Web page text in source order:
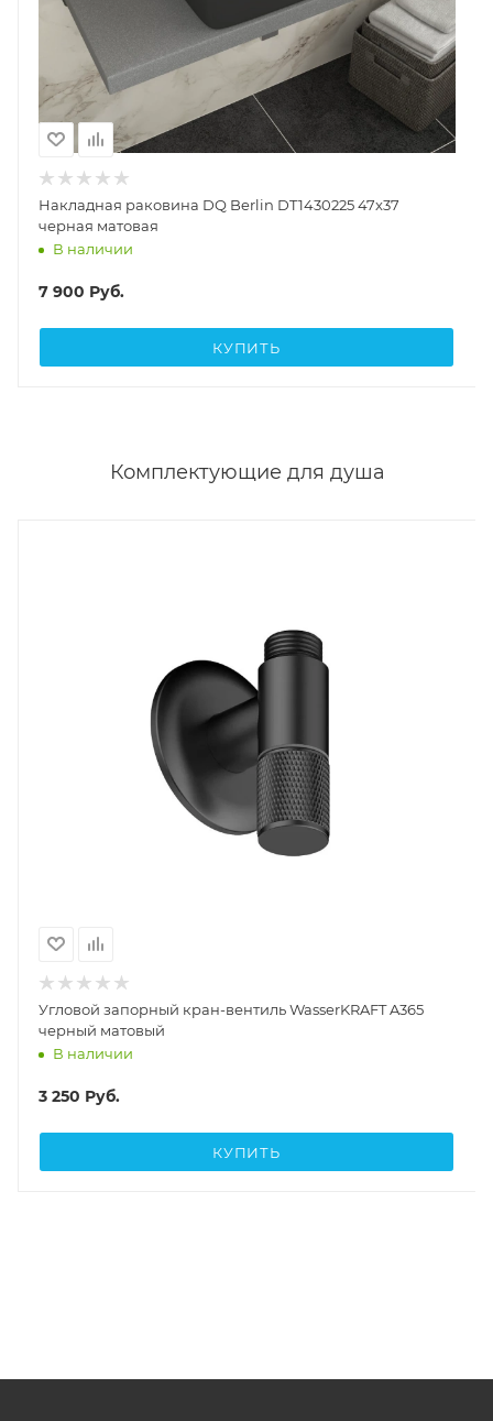
Накладная раковина DQ Berlin DT1430225 47x37
черная матовая
В наличии
7 900 Руб.
КУПИТЬ
Комплектующие для душа
Угловой запорный кран-вентиль WasserKRAFT A365
черный матовый
В наличии
3 250 Руб.
КУПИТЬ